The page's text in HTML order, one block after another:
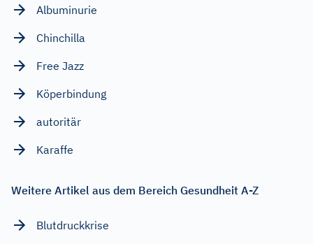
Albuminurie
Chinchilla
Free Jazz
Köperbindung
autoritär
Karaffe
Weitere Artikel aus dem Bereich Gesundheit A-Z
Blutdruckkrise